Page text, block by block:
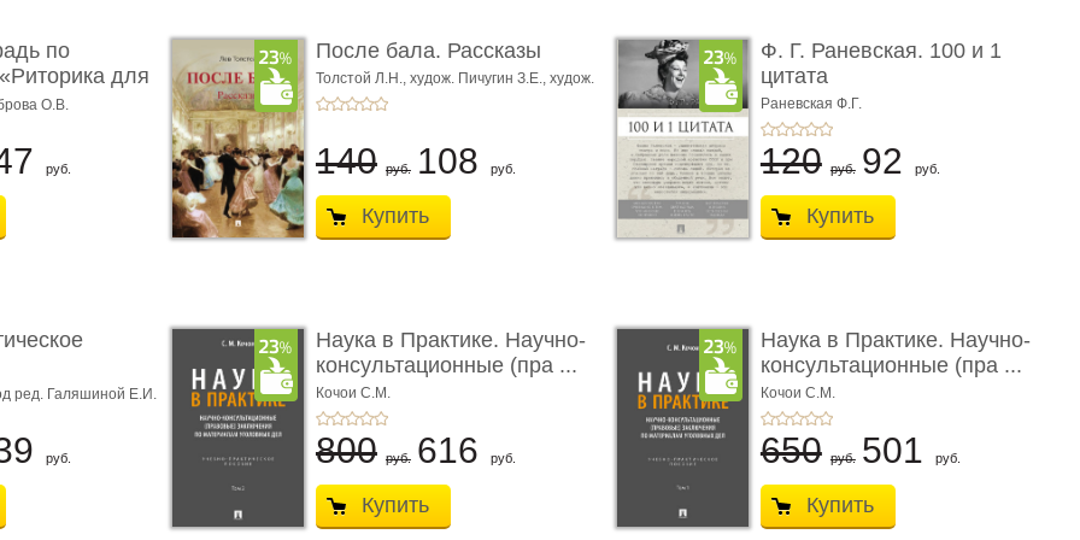
по
для
О.В.
руб.
После бала. Рассказы
Толстой Л.Н., худож. Пичугин З.Е., худож.
Лебедев А.И.,
140 руб. 108 руб.
Купить
Ф. Г. Раневская. 100 и 1
цитата
Раневская Ф.Г.
120 руб. 92 руб.
Купить
...
ред. Галяшиной Е.И.
руб.
Наука в Практике. Научно-
консультационные (пра ...
Кочои С.М.
800 руб. 616 руб.
Купить
Наука в Практике. Научно-
консультационные (пра ...
Кочои С.М.
650 руб. 501 руб.
Купить